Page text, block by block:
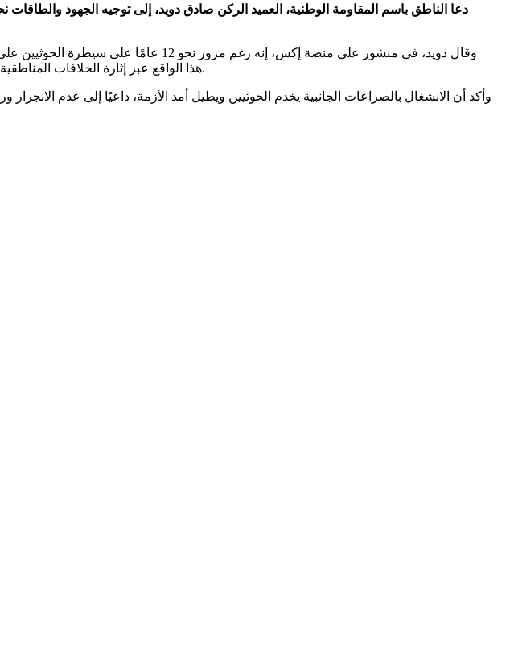
دعا الناطق باسم المقاومة الوطنية، العميد الركن صادق دويد، إلى توجيه الجهود
وقال دويد، في منشور على منصة إكس، إنه
هذا الواقع عبر إثارة الخلافات المناطقية والحزبية والفئوية.. معتبرًا أن مثل هذه الممارسات تؤدي إلى شق الصف وإضعاف الجبهة المناهضة للحوثيين.
وأكد أن الانشغال بالصراعات الجانبية يخدم الحوثيين ويطيل أمد الأزمة، داعيًا إلى عدم